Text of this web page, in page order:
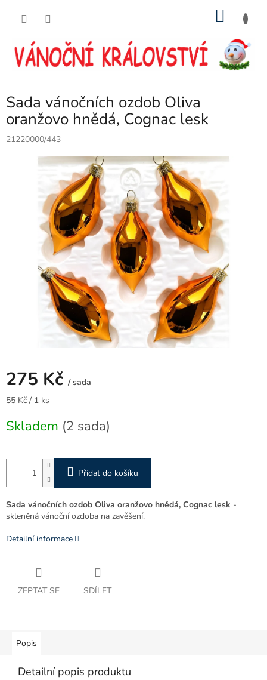
Sada vánočních ozdob Oliva
oranžovo hnědá, Cognac lesk
21220000/443
275 Kč / sada
Měrná
55 Kč / 1 ks
Skladem (2 sada)
Přidat do košíku
Sada vánočních ozdob Oliva oranžovo hnědá, Cognac lesk -
skleněná vánoční ozdoba na zavěšení.
Detailní informace
ZEPTAT SE SDÍLET
Popis
Detailní popis produktu